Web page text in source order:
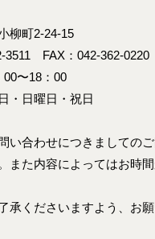
柳町2-24-15
3511 FAX：042-362-0220
〜18：00
・日曜日・祝日
い合わせにつきましての
また内容によってはお時
承くださいますよう、お願